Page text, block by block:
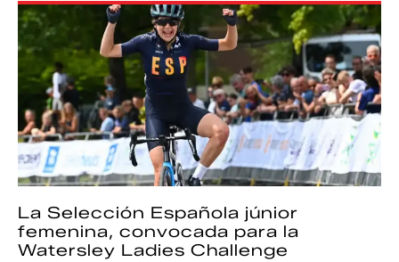
La Selección Española júnior
femenina, convocada para la
Watersley Ladies Challenge